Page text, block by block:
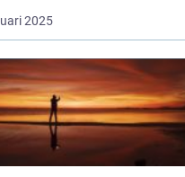
2025